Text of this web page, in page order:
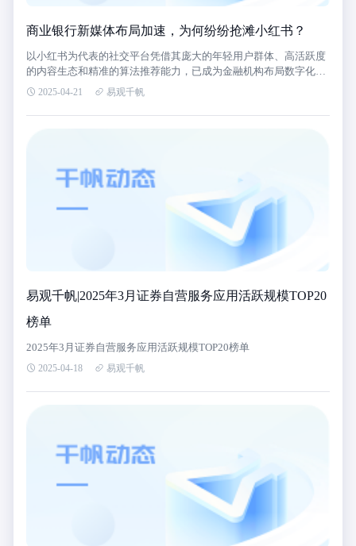
商业银行新媒体布局加速，为何纷纷抢滩小红书？
以小红书为代表的社交平台凭借其庞大的年轻用户群体、高活跃度
的内容生态和精准的算法推荐能力，已成为金融机构布局数字化营
销的核心阵地。多家银行通过发布双语笔记、生活化场景内容及互
提升。
2025-04-21 易观千帆
易观千帆|2025年3月证券自营服务应用活跃规模TOP20
榜单
2025年3月证券自营服务应用活跃规模TOP20榜单
2025-04-18 易观千帆